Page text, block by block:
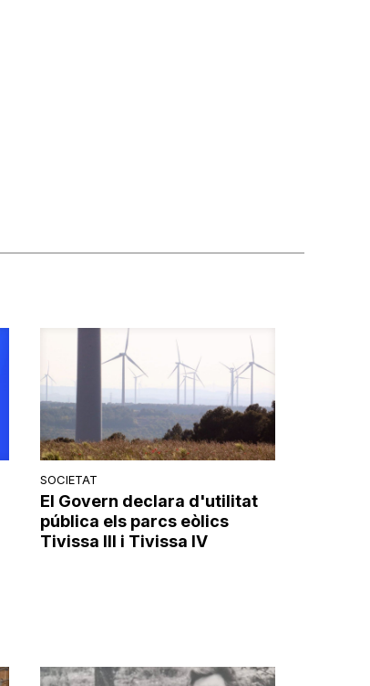
SOCIETAT
El Govern declara d'utilitat
pública els parcs eòlics
Tivissa III i Tivissa IV